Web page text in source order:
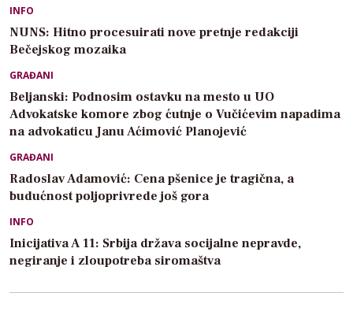
INFO
NUNS: Hitno procesuirati nove pretnje redakciji
Bečejskog mozaika
GRAĐANI
Beljanski: Podnosim ostavku na mesto u UO
Advokatske komore zbog ćutnje o Vučićevim napadima
na advokaticu Janu Aćimović Planojević
GRAĐANI
Radoslav Adamović: Cena pšenice je tragična, a
budućnost poljoprivrede još gora
INFO
Inicijativa A 11: Srbija država socijalne nepravde,
negiranje i zloupotreba siromaštva